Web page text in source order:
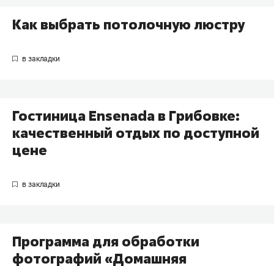
Как выбрать потолочную люстру
Гостиница Ensenada в Грибовке:
качественный отдых по доступной
цене
Программа для обработки
фотографий «Домашняя